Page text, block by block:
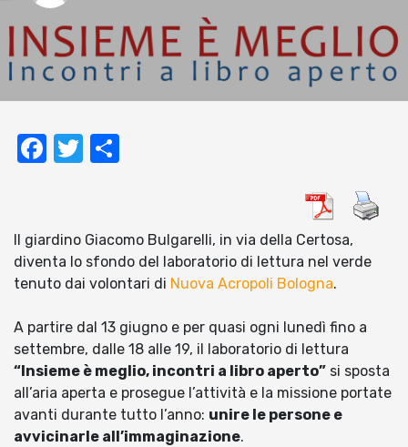
Facebook
Twitter
Il giardino Giacomo Bulgarelli, in via della Certosa,
diventa lo sfondo del laboratorio di lettura nel verde
tenuto dai volontari di Nuova Acropoli Bologna.
A partire dal 13 giugno e per quasi ogni lunedì fino a
settembre, dalle 18 alle 19, il laboratorio di lettura
“Insieme è meglio, incontri a libro aperto” si sposta
all’aria aperta e prosegue l’attività e la missione portate
avanti durante tutto l’anno: unire le persone e
avvicinarle all’immaginazione.